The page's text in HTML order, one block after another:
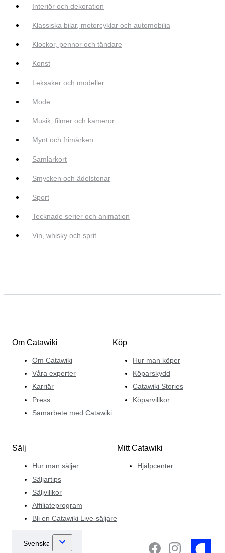
Interiör och dekoration
Klassiska bilar, motorcyklar och automobilia
Klockor, pennor och tändare
Konst
Leksaker och modeller
Mode
Musik, filmer och kameror
Mynt och frimärken
Samlarkort
Smycken och ädelstenar
Sport
Tecknade serier och animation
Vin, whisky och sprit
Om Catawiki
Om Catawiki
Våra experter
Karriär
Press
Samarbete med Catawiki
Köp
Hur man köper
Köparskydd
Catawiki Stories
Köparvillkor
Sälj
Hur man säljer
Säljartips
Säljvillkor
Affiliateprogram
Bli en Catawiki Live-säljare
Mitt Catawiki
Hjälpcenter